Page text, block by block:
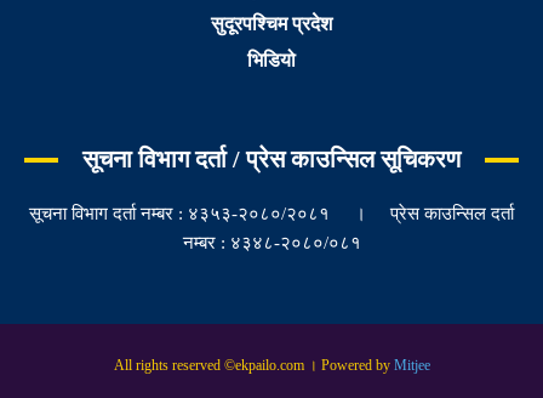
सुदूरपश्चिम प्रदेश
भिडियो
सूचना विभाग दर्ता / प्रेस काउन्सिल सूचिकरण
सूचना विभाग दर्ता नम्बर : ४३५३-२०८०/२०८१ । प्रेस काउन्सिल दर्ता
नम्बर : ४३४८-२०८०/०८१
All rights reserved ©ekpailo.com । Powered by Mitjee